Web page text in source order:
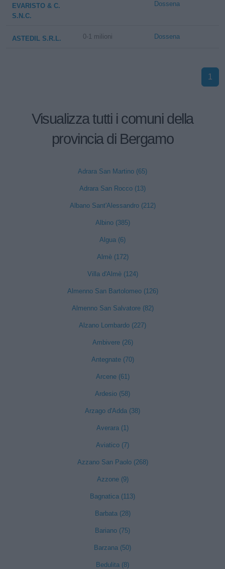
EVARISTO & C.
S.N.C.
Dossena
ASTEDIL S.R.L. 0-1 milioni Dossena
1
Visualizza tutti i comuni della
provincia di Bergamo
Adrara San Martino (65)
Adrara San Rocco (13)
Albano Sant'Alessandro (212)
Albino (385)
Algua (6)
Almè (172)
Villa d'Almè (124)
Almenno San Bartolomeo (126)
Almenno San Salvatore (82)
Alzano Lombardo (227)
Ambivere (26)
Antegnate (70)
Arcene (61)
Ardesio (58)
Arzago d'Adda (38)
Averara (1)
Aviatico (7)
Azzano San Paolo (268)
Azzone (9)
Bagnatica (113)
Barbata (28)
Bariano (75)
Barzana (50)
Bedulita (8)